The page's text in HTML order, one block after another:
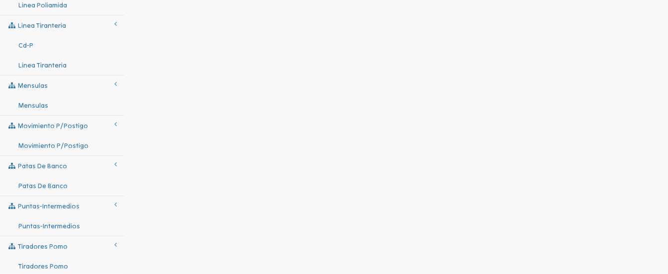
Linea Poliamida
Linea Tiranteria
Cd-P
Linea Tiranteria
Mensulas
Mensulas
Movimiento P/postigo
Movimiento P/postigo
Patas De Banco
Patas De Banco
Puntas-Intermedios
Puntas-Intermedios
Tiradores Pomo
Tiradores Pomo